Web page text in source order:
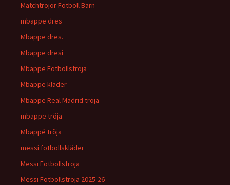
Matchtröjor Fotboll Barn
mbappe dres
Mbappe dres.
Mbappe dresi
Mbappe Fotbollströja
Mbappe kläder
Mbappe Real Madrid tröja
mbappe tröja
Mbappé tröja
messi fotbollskläder
Messi Fotbollströja
Messi Fotbollströja 2025-26